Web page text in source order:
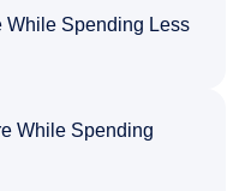
While Spending Less
While Spending